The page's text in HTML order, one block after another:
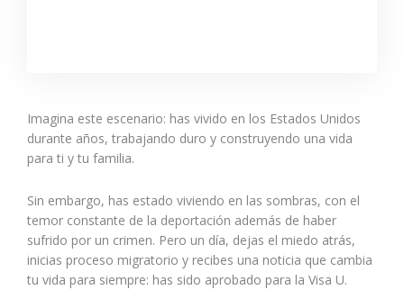
Imagina este escenario: has vivido en los Estados Unidos
durante años, trabajando duro y construyendo una vida
para ti y tu familia.
Sin embargo, has estado viviendo en las sombras, con el
temor constante de la deportación además de haber
sufrido por un crimen. Pero un día, dejas el miedo atrás,
inicias proceso migratorio y recibes una noticia que cambia
tu vida para siempre: has sido aprobado para la Visa U.